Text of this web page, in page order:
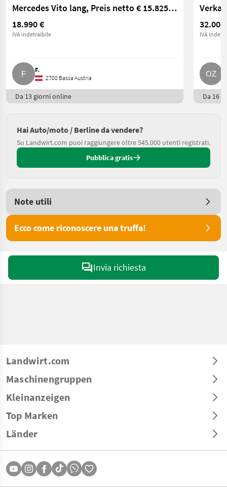
Mercedes Vito lang, Preis netto € 15.825,-, Klima, AHV
18.990 €
IVA indetraibile
F.
2700 Bassa Austria
Da 13 giorni online
32.000
IVA
Da 16
Hai Auto/moto / Berline da vendere?
Su Landwirt.com puoi raggiungere oltre 545.000 utenti registrati.
Pubblica gratis
Note utili
Ecco come riconoscere una truffa!
Invia richiesta
Landwirt.com
Maschinengruppen
Kleinanzeigen
Top Marken
Länder